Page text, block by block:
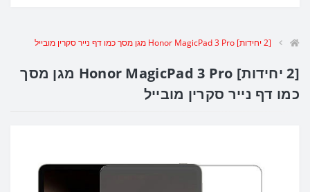
[2 יחידות] Honor MagicPad 3 Pro מגן מסך כמו דף נייר סקרין מובייל
[2 יחידות] Honor MagicPad 3 Pro מגן מסך
כמו דף נייר סקרין מובייל